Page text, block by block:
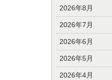
2026年8月
2026年7月
2026年6月
2026年5月
2026年4月